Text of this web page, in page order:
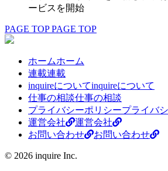
ービスを開始
PAGE TOP PAGE TOP
ホームホーム
連載連載
inquireについてinquireについて
仕事の相談仕事の相談
プライバシーポリシープライバ
運営会社
運営会社
お問い合わせ
お問い合わせ
© 2026 inquire Inc.